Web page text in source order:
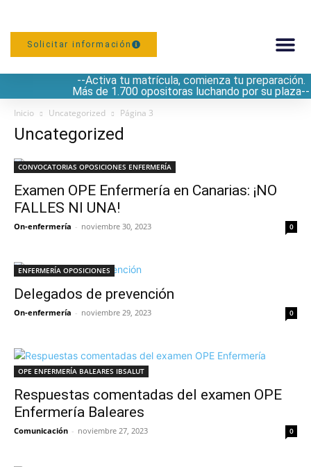
Solicitar información
--Activa tu matrícula, comienza tu preparación.
Más de 1.700 opositoras luchando por su plaza--
Inicio Uncategorized Página 3
Uncategorized
CONVOCATORIAS OPOSICIONES ENFERMERÍA
Examen OPE Enfermería en Canarias: ¡NO
FALLES NI UNA!
On-enfermería - noviembre 30, 2023 0
ENFERMERÍA OPOSICIONES
Delegados de prevención
On-enfermería - noviembre 29, 2023 0
OPE ENFERMERÍA BALEARES IBSALUT
Respuestas comentadas del examen OPE
Enfermería Baleares
Comunicación - noviembre 27, 2023 0